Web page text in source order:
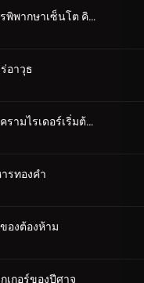
ตอนที่ 15 การพิพากษาเซ็นโต คิริว!
อาวุธ
ตอนที่ 17 สงครามไรเดอร์เริ่มต้นขึ้น
รทองคำ
องต้องห้าม
เกอร์ของปีศาจ